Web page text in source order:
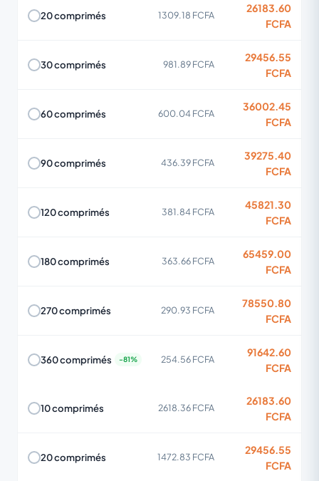
20 comprimés 1309.18 FCFA
26183.60
FCFA
30 comprimés 981.89 FCFA
29456.55
FCFA
60 comprimés 600.04 FCFA
36002.45
FCFA
90 comprimés 436.39 FCFA
39275.40
FCFA
120 comprimés 381.84 FCFA
45821.30
FCFA
180 comprimés 363.66 FCFA
65459.00
FCFA
270 comprimés 290.93 FCFA
78550.80
FCFA
360 comprimés 254.56 FCFA
91642.60
FCFA
10 comprimés 2618.36 FCFA
26183.60
FCFA
20 comprimés 1472.83 FCFA
29456.55
FCFA